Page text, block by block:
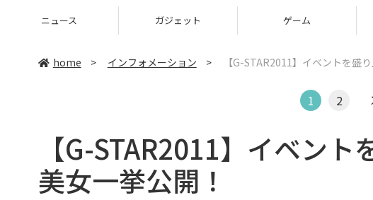
ニュース ガジェット ゲーム
home > インフォメーション > 【G-STAR2011】イベントを盛
1 2
【G-STAR2011】イベン
美女一挙公開！